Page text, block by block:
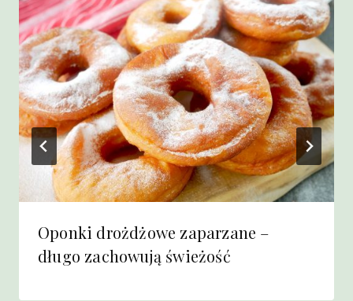
Oponki drożdżowe zaparzane –
długo zachowują świeżość